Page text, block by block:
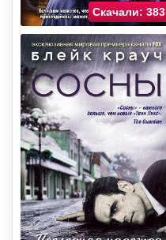
Скачали: 383